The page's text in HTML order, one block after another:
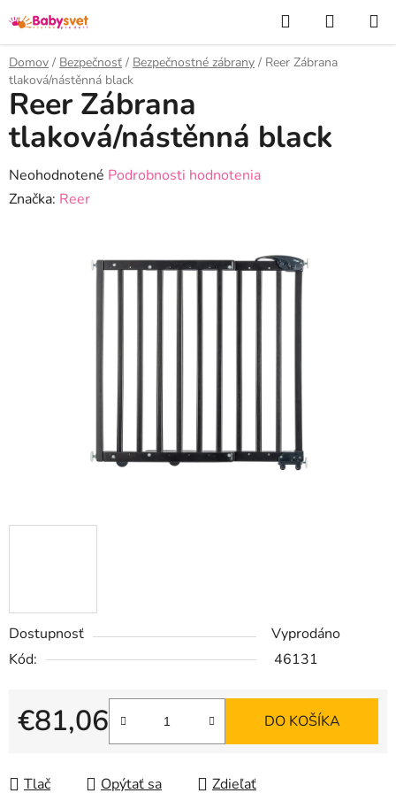
na
obsah
Hľadať
KOŠÍK
Domov / Bezpečnosť / Bezpečnostné zábrany / Reer Zábrana
tlaková/nástěnná black
Dostupnosť
Vyprodáno
Kód:
46131
€81,06
Jednotková cena:
DO KOŠÍKA
Tlač Opýtať sa Zdieľať
Reer Zábrana
tlaková/nástěnná black
Priemerné
hodnotenie
Neohodnotené Podrobnosti hodnotenia
Značka: Reer